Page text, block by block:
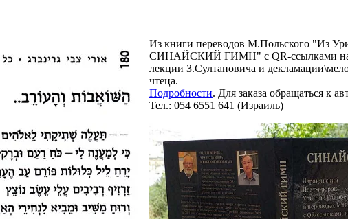
Из книги переводов М.Польского "Из
СИНАЙСКИЙ ГИМН" с QR-ссылками на
лекции З.Султановича и
чтеца.
Подробности. Для заказа обращаться к
Тел.: 054 6551 641 (Израиль)